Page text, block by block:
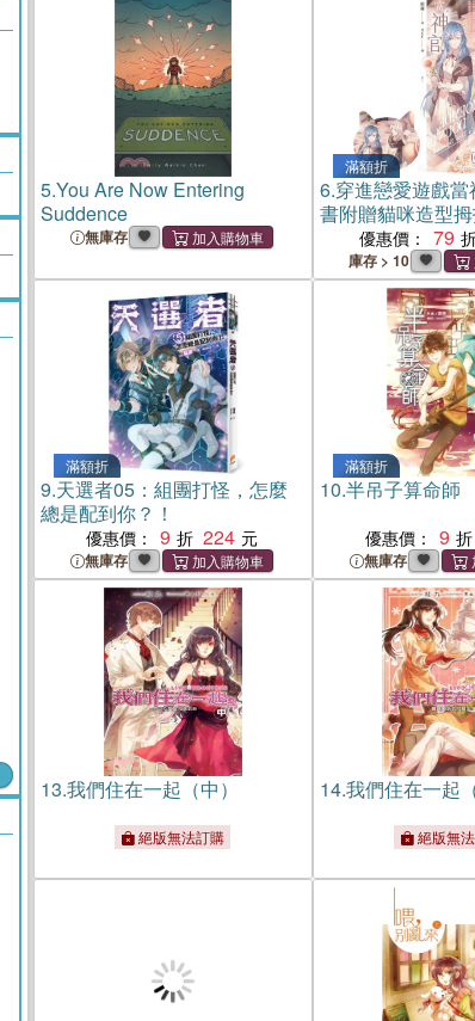
5.You Are Now Entering
Suddence
無庫存
滿額折
6.穿進戀愛遊戲
書附贈貓咪造型拇
優惠價： 79
庫存 > 10
滿額折
9.天選者05：組團打怪，怎麼
總是配到你？！
優惠價： 9 224
無庫存
滿額折
10.半吊子算命師
優惠價： 9
無庫存
13.我們住在一起（中）
絕版無法訂購
14.我們住在一起
絕版無